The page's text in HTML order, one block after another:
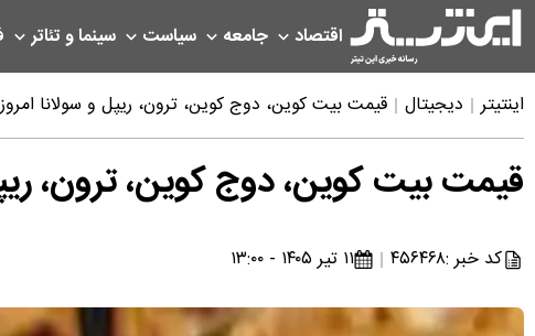
اقتصاد جامعه سیاست سینما و تئاتر
اینتیتر دیجیتال قیمت بیت کوین، دوج کوین، ترون، ریپل و سولانا امروز پنجشنبه
قیمت بیت کوین، دوج کوین، ترون، ریپل و
کد خبر :۴۵۶۴۶۸ ۱۱ تیر ۱۴۰۵ - ۱۳:۰۰